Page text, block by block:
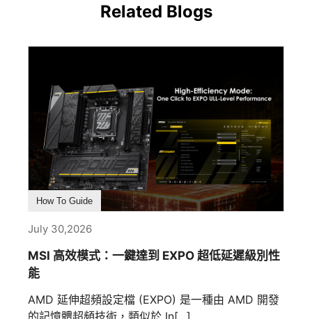
Related Blogs
How To Guide
July 30,2026
MSI 高效模式：一鍵達到 EXPO 超低延遲級別性
能
AMD 延伸超頻設定檔 (EXPO) 是一種由 AMD 開發